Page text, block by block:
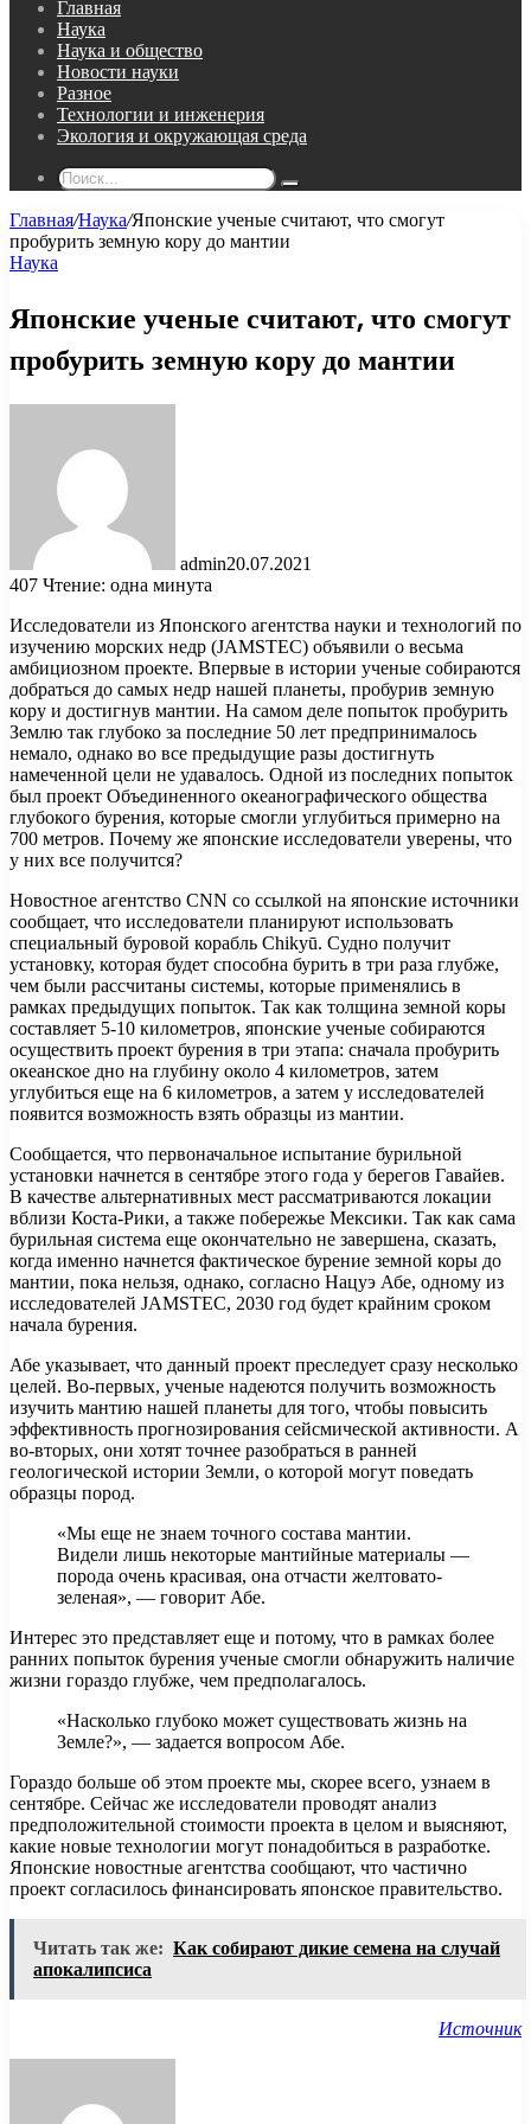
Главная
Наука
Наука и общество
Новости науки
Разное
Технологии и инженерия
Экология и окружающая среда
Поиск...
Главная/Наука/Японские ученые считают, что смогут
пробурить земную кору до мантии
Наука
Японские ученые считают, что смогут
пробурить земную кору до мантии
admin20.07.2021
407 Чтение: одна минута
Исследователи из Японского агентства науки и технологий по
изучению морских недр (JAMSTEC) объявили о весьма
амбициозном проекте. Впервые в истории ученые собираются
добраться до самых недр нашей планеты, пробурив земную
кору и достигнув мантии. На самом деле попыток пробурить
Землю так глубоко за последние 50 лет предпринималось
немало, однако во все предыдущие разы достигнуть
намеченной цели не удавалось. Одной из последних попыток
был проект Объединенного океанографического общества
глубокого бурения, которые смогли углубиться примерно на
700 метров. Почему же японские исследователи уверены, что
у них все получится?
Новостное агентство CNN со ссылкой на японские источники
сообщает, что исследователи планируют использовать
специальный буровой корабль Chikyū. Судно получит
установку, которая будет способна бурить в три раза глубже,
чем были рассчитаны системы, которые применялись в
рамках предыдущих попыток. Так как толщина земной коры
составляет 5-10 километров, японские ученые собираются
осуществить проект бурения в три этапа: сначала пробурить
океанское дно на глубину около 4 километров, затем
углубиться еще на 6 километров, а затем у исследователей
появится возможность взять образцы из мантии.
Сообщается, что первоначальное испытание бурильной
установки начнется в сентябре этого года у берегов Гавайев.
В качестве альтернативных мест рассматриваются локации
вблизи Коста-Рики, а также побережье Мексики. Так как сама
бурильная система еще окончательно не завершена, сказать,
когда именно начнется фактическое бурение земной коры до
мантии, пока нельзя, однако, согласно Нацуэ Абе, одному из
исследователей JAMSTEC, 2030 год будет крайним сроком
начала бурения.
Абе указывает, что данный проект преследует сразу несколько
целей. Во-первых, ученые надеются получить возможность
изучить мантию нашей планеты для того, чтобы повысить
эффективность прогнозирования сейсмической активности. А
во-вторых, они хотят точнее разобраться в ранней
геологической истории Земли, о которой могут поведать
образцы пород.
«Мы еще не знаем точного состава мантии.
Видели лишь некоторые мантийные материалы —
порода очень красивая, она отчасти желтовато-
зеленая», — говорит Абе.
Интерес это представляет еще и потому, что в рамках более
ранних попыток бурения ученые смогли обнаружить наличие
жизни гораздо глубже, чем предполагалось.
«Насколько глубоко может существовать жизнь на
Земле?», — задается вопросом Абе.
Гораздо больше об этом проекте мы, скорее всего, узнаем в
сентябре. Сейчас же исследователи проводят анализ
предположительной стоимости проекта в целом и выясняют,
какие новые технологии могут понадобиться в разработке.
Японские новостные агентства сообщают, что частично
проект согласилось финансировать японское правительство.
Читать так же: Как собирают дикие семена на случай
апокалипсиса
Источник